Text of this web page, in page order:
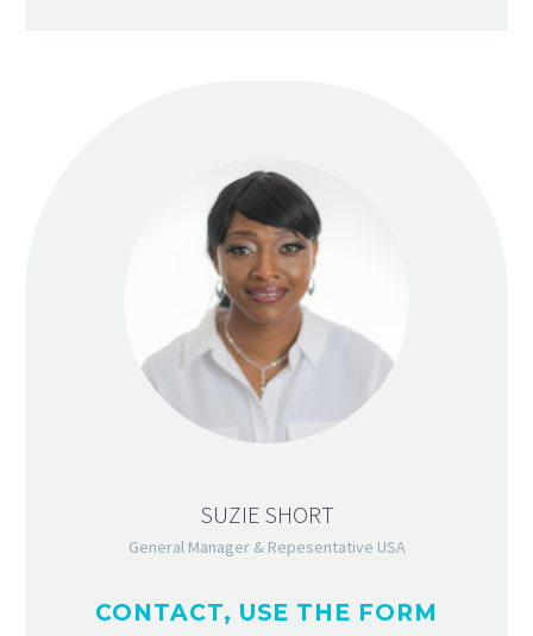
SUZIE SHORT
General Manager & Repesentative USA
CONTACT, USE THE FORM